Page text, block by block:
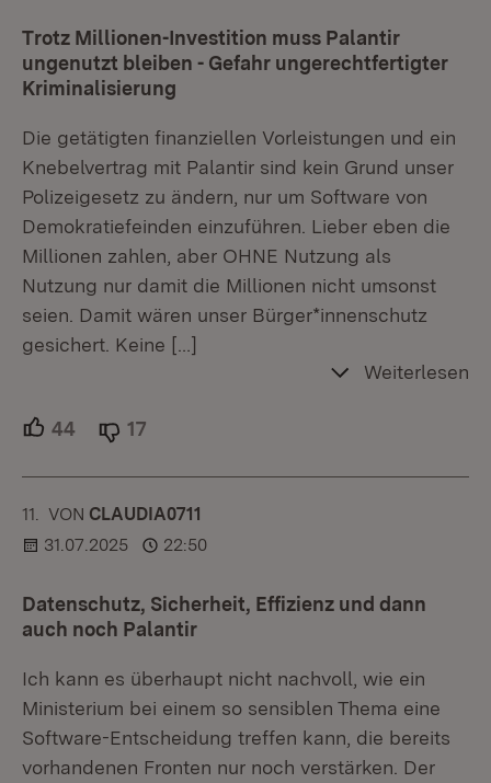
Trotz Millionen-Investition muss Palantir
ungenutzt bleiben - Gefahr ungerechtfertigter
Kriminalisierung
Die getätigten finanziellen Vorleistungen und ein
Knebelvertrag mit Palantir sind kein Grund unser
Polizeigesetz zu ändern, nur um Software von
Demokratiefeinden einzuführen. Lieber eben die
Millionen zahlen, aber OHNE Nutzung als
Nutzung nur damit die Millionen nicht umsonst
seien. Damit wären unser Bürger*innenschutz
gesichert. Keine […]
Weiterlesen
44 Unterstützer.
17
11. KOMMENTAR
VON :CLAUDIA0711
31.07.2025
22:50
Datenschutz, Sicherheit, Effizienz und dann
auch noch Palantir
Ich kann es überhaupt nicht nachvoll, wie ein
Ministerium bei einem so sensiblen Thema eine
Software-Entscheidung treffen kann, die bereits
vorhandenen Fronten nur noch verstärken. Der